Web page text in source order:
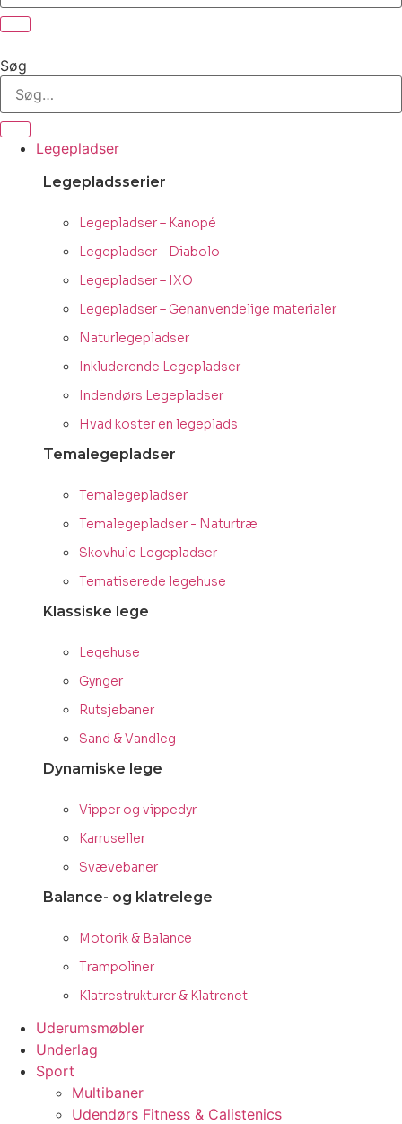
Søg
Legepladser
Legepladsserier
Legepladser – Kanopé
Legepladser – Diabolo
Legepladser – IXO
Legepladser – Genanvendelige materialer
Naturlegepladser
Inkluderende Legepladser
Indendørs Legepladser
Hvad koster en legeplads
Temalegepladser
Temalegepladser
Temalegepladser - Naturtræ
Skovhule Legepladser
Tematiserede legehuse
Klassiske lege
Legehuse
Gynger
Rutsjebaner
Sand & Vandleg
Dynamiske lege
Vipper og vippedyr
Karruseller
Svævebaner
Balance- og klatrelege
Motorik & Balance
Trampoliner
Klatrestrukturer & Klatrenet
Uderumsmøbler
Underlag
Sport
Multibaner
Udendørs Fitness & Calistenics